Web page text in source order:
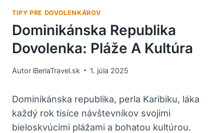
TIPY PRE DOVOLENKÁROV
Dominikánska Republika
Dovolenka: Pláže A Kultúra
Autor iBeriaTravel.sk 1. júla 2025
Dominikánska republika, perla Karibiku, láka
každý rok tisíce návštevníkov svojimi
bieloskvúcimi plážami a bohatou kultúrou.